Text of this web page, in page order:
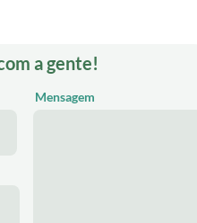
a gente!
Mensagem